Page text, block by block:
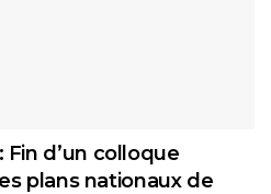
Fin d’un colloque
plans nationaux de